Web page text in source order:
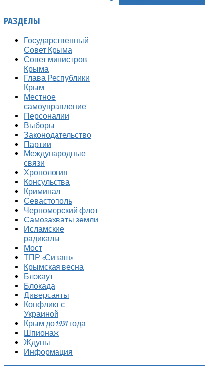
РАЗДЕЛЫ
Государственный
Совет Крыма
Совет министров
Крыма
Глава Республики
Крым
Местное
самоуправление
Персоналии
Выборы
Законодательство
Партии
Международные
связи
Хронология
Консульства
Криминал
Севастополь
Черноморский флот
Самозахваты земли
Исламские
радикалы
Мост
ТПР «Сиваш»
Крымская весна
Блэкаут
Блокада
Диверсанты
Конфликт с
Украиной
Крым до 1991 года
Шпионаж
Ждуны
Информация